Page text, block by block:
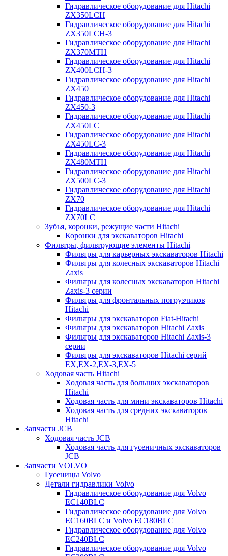
Гидравлическое оборудование для Hitachi
ZX350LCH
Гидравлическое оборудование для Hitachi
ZX350LCH-3
Гидравлическое оборудование для Hitachi
ZX370MTH
Гидравлическое оборудование для Hitachi
ZX400LCH-3
Гидравлическое оборудование для Hitachi
ZX450
Гидравлическое оборудование для Hitachi
ZX450-3
Гидравлическое оборудование для Hitachi
ZX450LC
Гидравлическое оборудование для Hitachi
ZX450LC-3
Гидравлическое оборудование для Hitachi
ZX480MTH
Гидравлическое оборудование для Hitachi
ZX500LC-3
Гидравлическое оборудование для Hitachi
ZX70
Гидравлическое оборудование для Hitachi
ZX70LC
Зубья, коронки, режущие части Hitachi
Коронки для экскаваторов Hitachi
Фильтры, фильтрующие элементы Hitachi
Фильтры для карьерных экскаваторов Hitachi
Фильтры для колесных экскаваторов Hitachi
Zaxis
Фильтры для колесных экскаваторов Hitachi
Zaxis-3 серии
Фильтры для фронтальных погрузчиков
Hitachi
Фильтры для экскаваторов Fiat-Hitachi
Фильтры для экскаваторов Hitachi Zaxis
Фильтры для экскаваторов Hitachi Zaxis-3
серии
Фильтры для экскаваторов Hitachi серий
EX,EX-2,EX-3,EX-5
Ходовая часть Hitachi
Ходовая часть для больших экскаваторов
Hitachi
Ходовая часть для мини экскаваторов Hitachi
Ходовая часть для средних экскаваторов
Hitachi
Запчасти JCB
Ходовая часть JCB
Ходовая часть для гусеничных экскаваторов
JCB
Запчасти VOLVO
Гусеницы Volvo
Детали гидравлики Volvo
Гидравлическое оборудование для Volvo
EC140BLC
Гидравлическое оборудование для Volvo
EC160BLC и Volvo EC180BLC
Гидравлическое оборудование для Volvo
EC240BLC
Гидравлическое оборудование для Volvo